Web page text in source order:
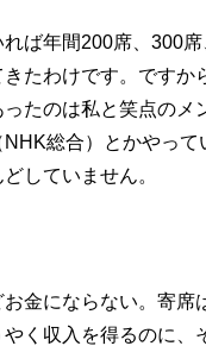
ば年間200席、300
たわけです。です
たのは私と笑点の
NHK総合）とかやっ
していません。
金にならない。寄
く収入を得るのに